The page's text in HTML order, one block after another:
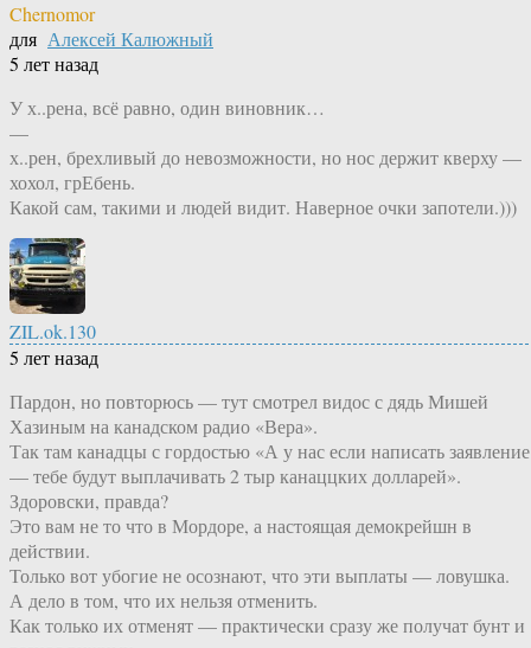
Chernomor
для Алексей Калюжный
5 лет назад
У х..рена, всё равно, один виновник…
—
х..рен, брехливый до невозможности, но нос держит кверху —
хохол, грЕбень.
Какой сам, такими и людей видит. Наверное очки запотели.)))
ZIL.ok.130
5 лет назад
Пардон, но повторюсь — тут смотрел видос с дядь Мишей
Хазиным на канадском радио «Вера».
Так там канадцы с гордостью «А у нас если написать заявление
— тебе будут выплачивать 2 тыр канаццких долларей».
Здоровски, правда?
Это вам не то что в Мордоре, а настоящая демокрейшн в
действии.
Только вот убогие не осознают, что эти выплаты — ловушка.
А дело в том, что их нельзя отменить.
Как только их отменят — практически сразу же получат бунт и